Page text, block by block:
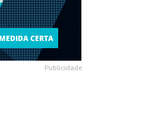
Publicidade